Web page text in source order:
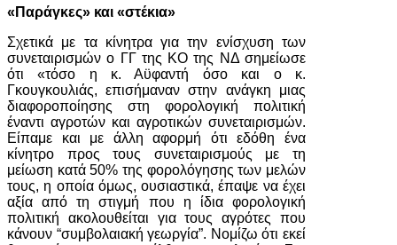
«Παράγκες» και «στέκια»
Σχετικά με τα κίνητρα για την ενίσχυση των
συνεταιρισμών ο ΓΓ της ΚΟ της ΝΔ σημείωσε
ότι «τόσο η κ. Αϋφαντή όσο και ο κ.
Γκουγκουλιάς, επισήμαναν στην ανάγκη μιας
διαφοροποίησης στη φορολογική πολιτική
έναντι αγροτών και αγροτικών συνεταιρισμών.
Είπαμε και με άλλη αφορμή ότι εδόθη ένα
κίνητρο προς τους συνεταιρισμούς με τη
μείωση κατά 50% της φορολόγησης των μελών
τους, η οποία όμως, ουσιαστικά, έπαψε να έχει
αξία από τη στιγμή που η ίδια φορολογική
πολιτική ακολουθείται για τους αγρότες που
κάνουν “συμβολαιακή γεωργία”. Νομίζω ότι εκεί